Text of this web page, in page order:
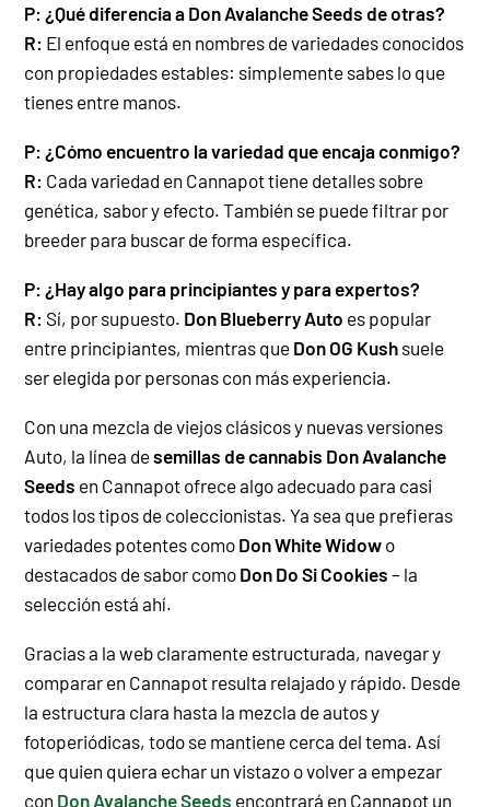
P: ¿Qué diferencia a Don Avalanche Seeds de otras?
R: El enfoque está en nombres de variedades conocidos
con propiedades estables: simplemente sabes lo que
tienes entre manos.
P: ¿Cómo encuentro la variedad que encaja conmigo?
R: Cada variedad en Cannapot tiene detalles sobre
genética, sabor y efecto. También se puede filtrar por
breeder para buscar de forma específica.
P: ¿Hay algo para principiantes y para expertos?
R: Sí, por supuesto. Don Blueberry Auto es popular
entre principiantes, mientras que Don OG Kush suele
ser elegida por personas con más experiencia.
Con una mezcla de viejos clásicos y nuevas versiones
Auto, la línea desemillas de cannabis Don Avalanche
Seeds en Cannapot ofrece algo adecuado para casi
todos los tipos de coleccionistas. Ya sea que prefieras
variedades potentes como Don White Widow o
destacados de sabor como Don Do Si Cookies – la
selección está ahí.
Gracias a la web claramente estructurada, navegar y
comparar en Cannapot resulta relajado y rápido. Desde
la estructura clara hasta la mezcla de autos y
fotoperiódicas, todo se mantiene cerca del tema. Así
que quien quiera echar un vistazo o volver a empezar
con Don Avalanche Seeds encontrará en Cannapot un